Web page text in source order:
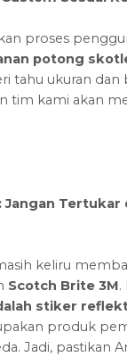
proses
potong
tahu ukuran dan
tim kami akan
Jangan Tertukar
keliru
Scotch Brite 3M.
stiker
produk
Jadi, pastikan